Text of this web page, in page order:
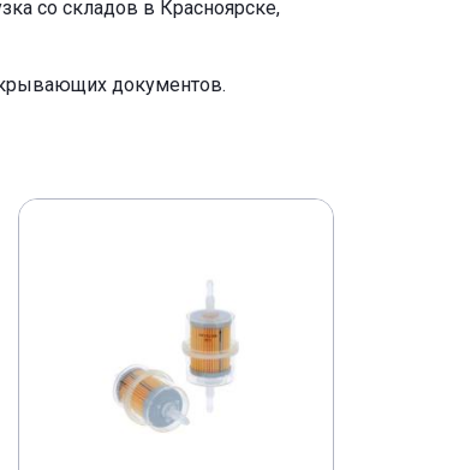
со складов в Красноярске,
документов.